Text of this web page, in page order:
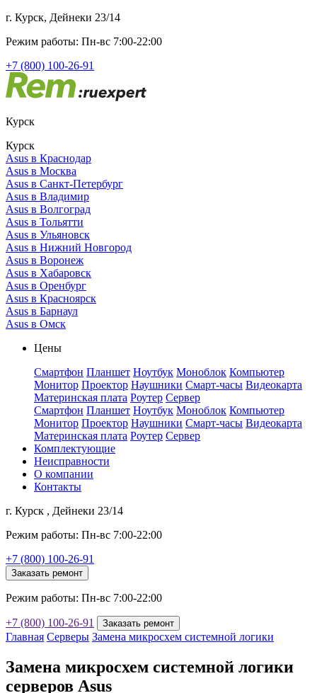
г. Курск, Дейнеки 23/14
Режим работы: Пн-вс 7:00-22:00
+7 (800) 100-26-91
Курск
Курск
Asus в Краснодар
Asus в Москва
Asus в Санкт-Петербург
Asus в Владимир
Asus в Волгоград
Asus в Тольятти
Asus в Ульяновск
Asus в Нижний Новгород
Asus в Воронеж
Asus в Хабаровск
Asus в Оренбург
Asus в Красноярск
Asus в Барнаул
Asus в Омск
Цены
Смартфон Планшет Ноутбук Моноблок Компьютер
Монитор Проектор Наушники Смарт-часы Видеокарта
Материнская плата Роутер Сервер
Смартфон Планшет Ноутбук Моноблок Компьютер
Монитор Проектор Наушники Смарт-часы Видеокарта
Материнская плата Роутер Сервер
Комплектующие
Неисправности
О компании
Контакты
г. Курск , Дейнеки 23/14
Режим работы: Пн-вс 7:00-22:00
+7 (800) 100-26-91
Заказать ремонт
Режим работы: Пн-вс 7:00-22:00
+7 (800) 100-26-91 Заказать ремонт
Главная Серверы Замена микросхем системной логики
Замена микросхем системной логики
серверов Asus